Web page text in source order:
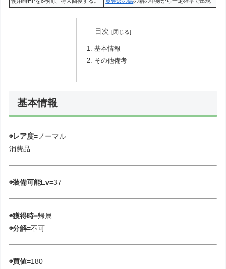
目次
基本情報
その他備考
基本情報
◉レア度=ノーマル
消費品
◉装備可能Lv=37
◉獲得時=帰属
◉分解=不可
◉買値=180